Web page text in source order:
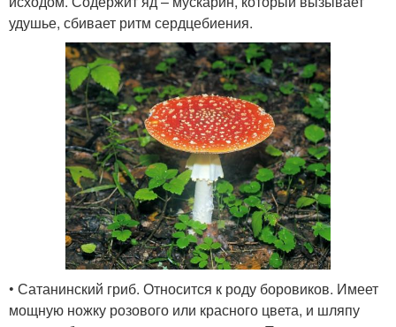
удушье, сбивает ритм сердцебиения.
• Сатанинский гриб. Относится к роду боровиков. Имеет
мощную ножку розового или красного цвета, и шляпу